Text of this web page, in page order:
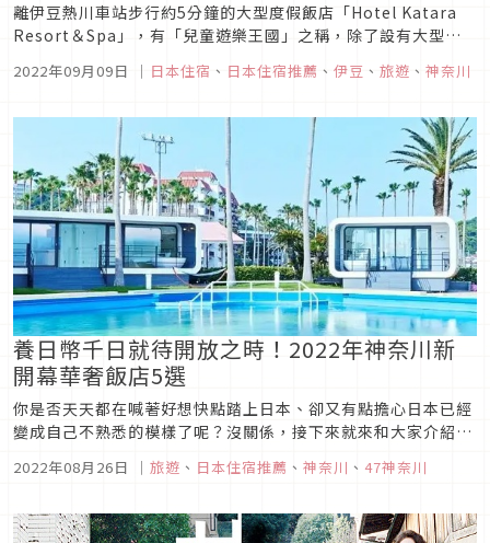
離伊豆熱川車站步行約5分鐘的大型度假飯店「Hotel Katara
Resort＆Spa」，有「兒童遊樂王國」之稱，除了設有大型溫
不只如此，今年春天又增設了小朋友最愛的「旋轉木馬」，這絕
2022年09月09日 ｜ 日本住宿 、 日本住宿推薦 、 伊豆 、 旅遊 、 神奈川
養日幣千日就待開放之時！2022年神奈川新
開幕華奢飯店5選
你是否天天都在喊著好想快點踏上日本、卻又有點擔心日本已經
變成自己不熟悉的模樣了呢？沒關係，接下來就來和大家介紹一
點一滴地拉近與這片曾經最熟悉、無奈現在有些陌生的土地的距
2022年08月26日 ｜ 旅遊 、 日本住宿推薦 、 神奈川 、 47神奈川